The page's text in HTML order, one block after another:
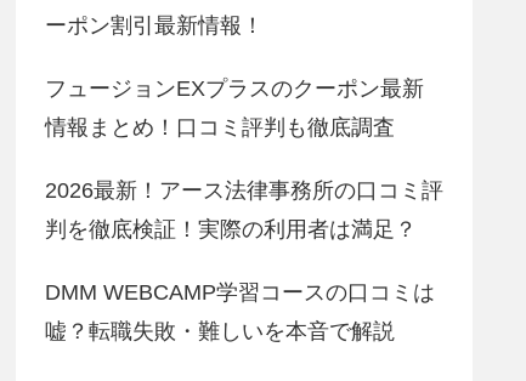
ーポン割引最新情報！
フュージョンEXプラスのクーポン最新
情報まとめ！口コミ評判も徹底調査
2026最新！アース法律事務所の口コミ評
判を徹底検証！実際の利用者は満足？
DMM WEBCAMP学習コースの口コミは
嘘？転職失敗・難しいを本音で解説